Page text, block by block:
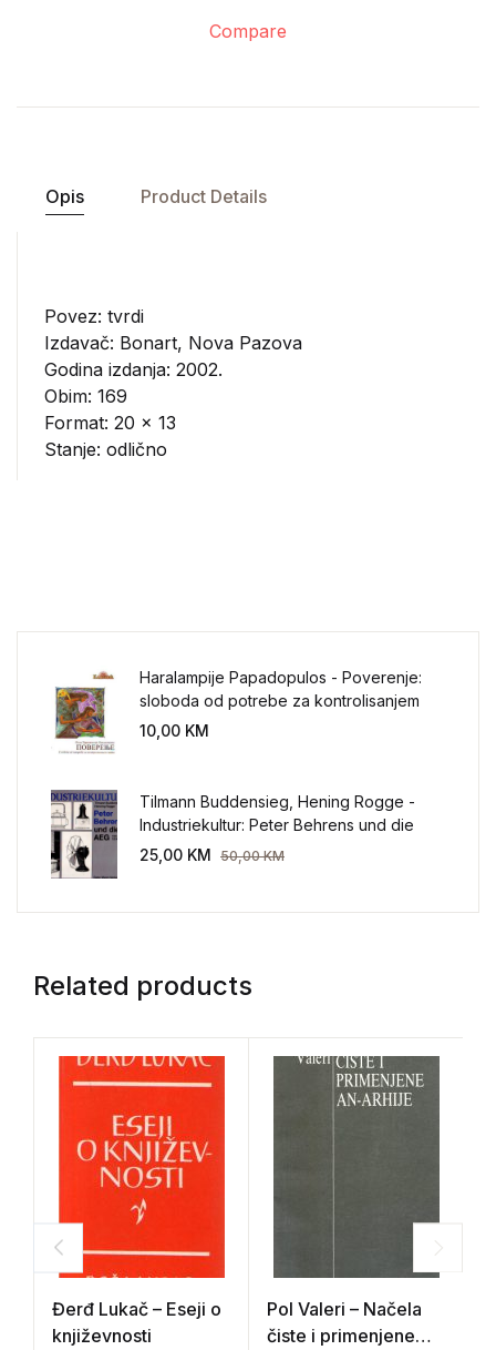
Compare
Opis Product Details
Povez: tvrdi
Izdavač: Bonart, Nova Pazova
Godina izdanja: 2002.
Obim: 169
Format: 20 x 13
Stanje: odlično
Haralampije Papadopulos - Poverenje:
sloboda od potrebe za kontrolisanjem
sveta
10,00 KM
Tilmann Buddensieg, Hening Rogge -
Industriekultur: Peter Behrens und die
AEG 1907-1914.
25,00 KM 50,00KM
Related products
Đerđ Lukač – Eseji o
književnosti
Pol Valeri – Načela
čiste i primenjene